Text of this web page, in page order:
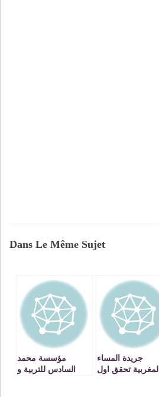
Dans Le Même Sujet
جريدة المساء
المغربية تحقق اول
مؤسسة محمد
السادس للتربية و